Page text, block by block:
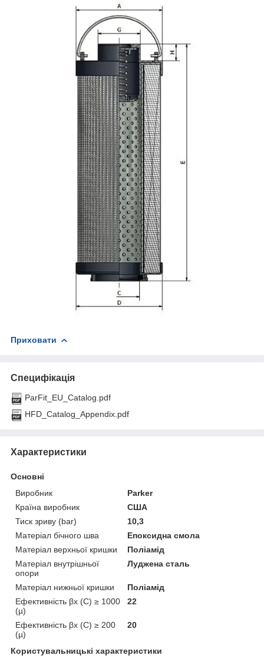
Приховати
Специфікація
ParFit_EU_Catalog.pdf
HFD_Catalog_Appendix.pdf
Характеристики
Основні
Виробник
Parker
Країна виробник
США
Тиск зриву (bar)
10,3
Матеріал бічного шва
Епоксидна смола
Матеріал верхньої кришки
Поліамід
Матеріал внутрішньої
опори
Луджена сталь
Матеріал нижньої кришки
Поліамід
Ефективність βx (C) ≥ 1000
(µ)
22
Ефективність βx (C) ≥ 200
(µ)
20
Користувальницькі характеристики